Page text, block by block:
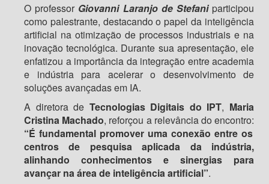
O professor Giovanni Laranjo de Stefaniparticipou
como palestrante, destacando o papel da inteligência
artificial na otimização de processos industriais e na
inovação tecnológica. Durante sua apresentação, ele
enfatizou a importância da integração entre academia
e indústria para acelerar o desenvolvimento de
soluções avançadas em IA.
A diretora de Tecnologias Digitais do IPT, Maria
Cristina Machado, reforçou a relevância do encontro:
“É fundamental promover uma conexão entre os
centros de pesquisa aplicada da indústria,
alinhando conhecimentos e sinergias para
avançar na área de inteligência artificial”.